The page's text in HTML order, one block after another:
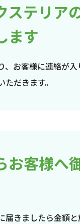
ステリア
ます
、お客様に連絡が
だきます。
お客様へ
届きましたら金額